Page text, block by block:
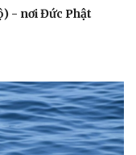
- nơi Đức Phật